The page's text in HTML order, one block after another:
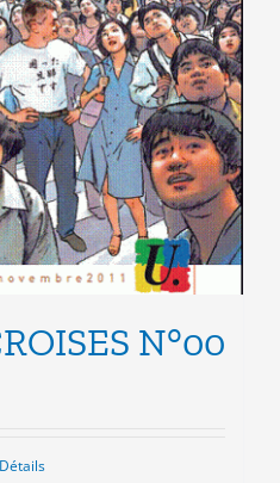
N°00
Détails